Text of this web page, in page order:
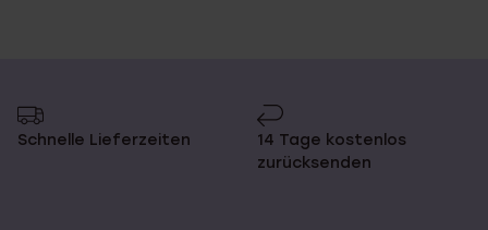
Schnelle Lieferzeiten
14 Tage kostenlos
zurücksenden